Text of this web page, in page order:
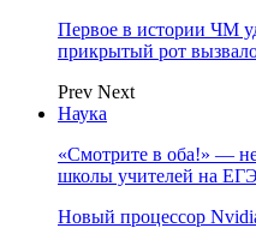
Первое в истории ЧМ
прикрытый рот
Prev Next
Наука
«Смотрите в оба!» —
школы учителей на ЕГЭ
Новый процессор